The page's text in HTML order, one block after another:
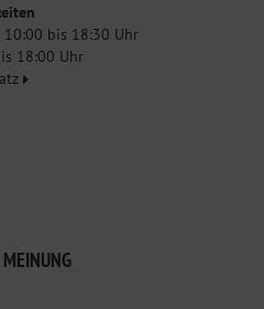
10:00 bis 18:30 Uhr
18:00 Uhr